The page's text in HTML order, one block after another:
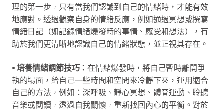
理的第一步，只有當我們認識到自己的情緒時，才能有效
地應對。透過觀察自身的情緒反應，例如通過冥想或撰寫
情緒日記（如記錄情緒爆發時的事情、感受和想法），有
助於我們更清晰地認識自己的情緒狀態，並正視其存在。
⦁ 培養情緒調節技巧： 在情緒爆發時，將自己暫時離開爭
執的場面，給自己一些時間和空間來冷靜下來，運用適合
自己的方法，例如：深呼吸、靜心冥想、體育運動、聆聽
音樂或閱讀，透過自我關懷，重新找回內心的平衡。對於